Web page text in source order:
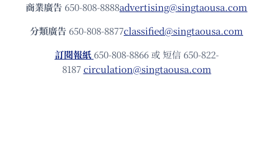
商業廣告 650-808-8888advertising@singtaousa.com
分類廣告 650-808-8877classified@singtaousa.com
訂閱報紙 650-808-8866 或 短信 650-822-
8187circulation@singtaousa.com